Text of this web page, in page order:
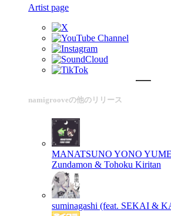
Artist page
namigrooveの他のリリース
MANATSUNO YONO
Zundamon & Tohoku Kiritan
suminagashi (feat. SEKAI &